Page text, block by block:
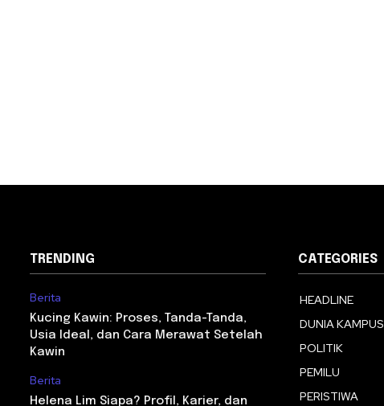
TRENDING
Berita
Kucing Kawin: Proses, Tanda-Tanda,
Usia Ideal, dan Cara Merawat Setelah
Kawin
Berita
Helena Lim Siapa? Profil, Karier, dan
CATEGORIES
HEADLINE
DUNIA KAMPUS
POLITIK
PEMILU
PERISTIWA